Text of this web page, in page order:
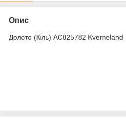
Опис
Долото (Кіль) AC825782 Kverneland